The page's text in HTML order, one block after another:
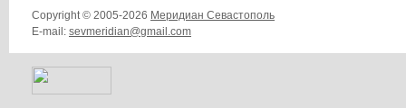
Copyright © 2005-2026 Меридиан Севастополь
E-mail: sevmeridian@gmail.com